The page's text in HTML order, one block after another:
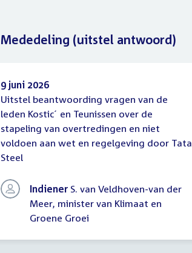
Mededeling
(uitstel
antwoord)
9 juni 2026
Uitstel beantwoording vragen van de
leden Kostic´ en Teunissen over de
stapeling van overtredingen en niet
voldoen aan wet en regelgeving door Tata
Steel
Indiener S. van Veldhoven-van der
Meer, minister van Klimaat en
Groene Groei
Mededeling (uitstel antwoord)